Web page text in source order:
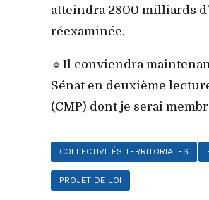
atteindra 2800 milliards
réexaminée.
🔹Il conviendra
Sénat en deuxième
(CMP) dont je serai
COLLECTIVITÉS TERRITORIALES
PROJET DE LOI